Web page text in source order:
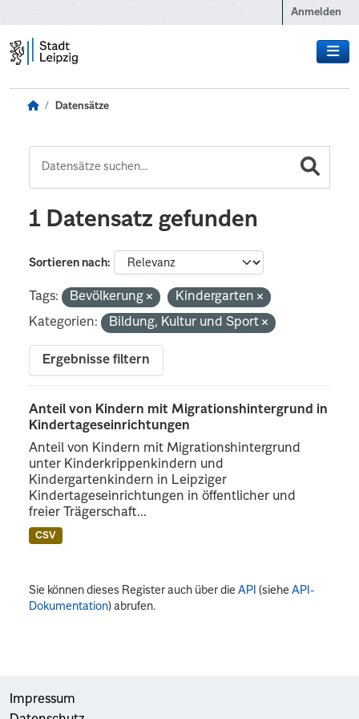
Anmelden
Datensätze
1 Datensatz gefunden
Sortieren nach
Tags: Bevölkerung
Kindergarten
Kategorien:
Bildung, Kultur und Sport
Ergebnisse filtern
Anteil von Kindern mit Migrationshintergrund in
Kindertageseinrichtungen
Anteil von Kindern mit Migrationshintergrund
unter Kinderkrippenkindern und
Kindergartenkindern in Leipziger
Kindertageseinrichtungen in öffentlicher und
freier Trägerschaft...
CSV
Sie können dieses Register auch über dieAPI (sieheAPI-
Dokumentation) abrufen.
Impressum